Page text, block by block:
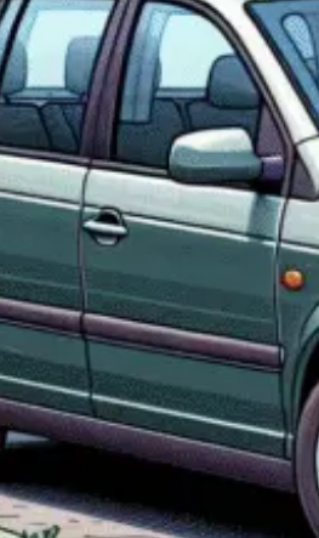
Ford Focus MK3
Ford Mondeo MK3
Ford Mondeo MK4
Ford Transit
Mercedes C Class W203
Mercedes C Class W204
Mercedes W203
Mercedes W204
Mercedes W211
Mercedes Sprinter
Passat B5
Passat B5 5
Passat B6
Passat B7
Passat B8
Passat CC
Skoda Fabia 1
Skoda Fabia 2
Skoda Octavia 1
Skoda Octavia 2
Skoda Octavia 3
Skoda Rapid